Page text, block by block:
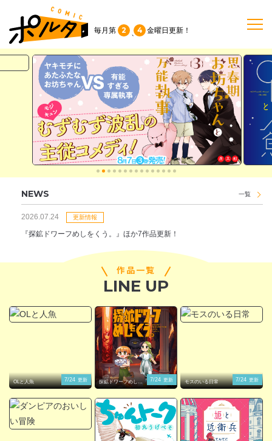
毎月第 2 4 金曜日 更新！
TOP
作品一覧
単行本
NEWS
お問い合わせ
閉じる
NEWS
2026.07.24 更新情報
『探鉱ドワーフめしをくう。』ほか7作品更新！
一覧
作品一覧
LINE UP
OLと人魚 7/24 更新
探鉱ドワーフめしを
くう。
7/24 更新 モスのいる日常 7/24 更新